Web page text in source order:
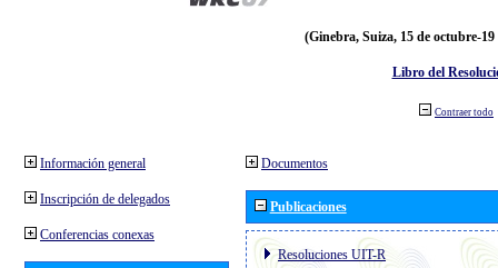
(Ginebra, Suiza, 15 de octubre-19
Libro del
Contraer todo
Información general
Inscripción de delegados
Conferencias conexas
Documentos
Publicaciones
Resoluciones UIT-R